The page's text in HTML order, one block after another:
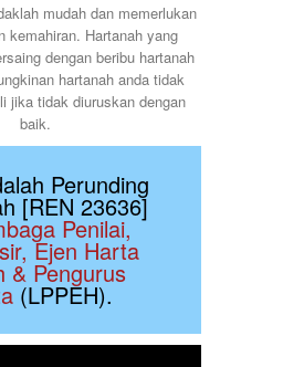
mudah dan memerlukan
kemahiran. Hartanah yang
dengan beribu hartanah
hartanah anda tidak
jika tidak diuruskan dengan
baik.
Perunding
[REN 23636]
Penilai,
Ejen Harta
& Pengurus
(LPPEH).